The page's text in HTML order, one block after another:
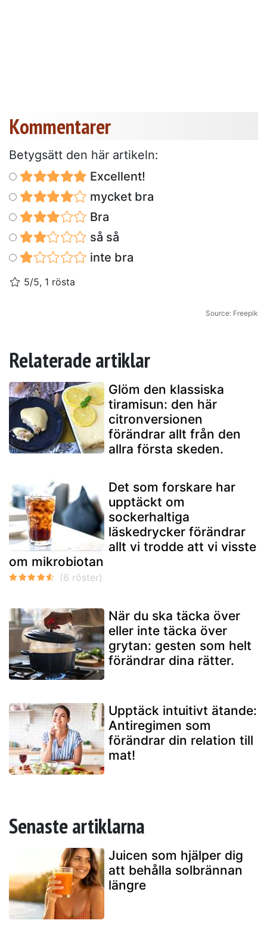
Kommentarer
Betygsätt den här artikeln:
Excellent!
mycket bra
Bra
så så
inte bra
5/5, 1 rösta
Source: Freepik
Relaterade artiklar
Glöm den klassiska
tiramisun: den här
citronversionen
förändrar allt från den
allra första skeden.
Det som forskare har
upptäckt om
sockerhaltiga
läskedrycker förändrar
allt vi trodde att vi visste
om mikrobiotan
När du ska täcka över
eller inte täcka över
grytan: gesten som helt
förändrar dina rätter.
Upptäck intuitivt ätande:
Antiregimen som
förändrar din relation till
mat!
Senaste artiklarna
Juicen som hjälper dig
att behålla solbrännan
längre